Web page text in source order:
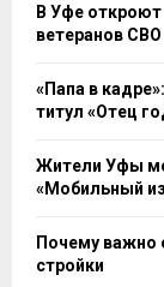
В Уфе
ветеранов СВО
«Папа в
титул «Отец
Жители Уфы
«Мобильный
Почему важно
стройки